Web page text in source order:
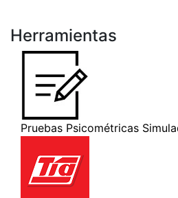
Herramientas